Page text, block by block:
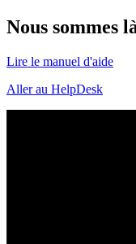
Nous sommes
Lire le manuel d'aide
Aller au HelpDesk